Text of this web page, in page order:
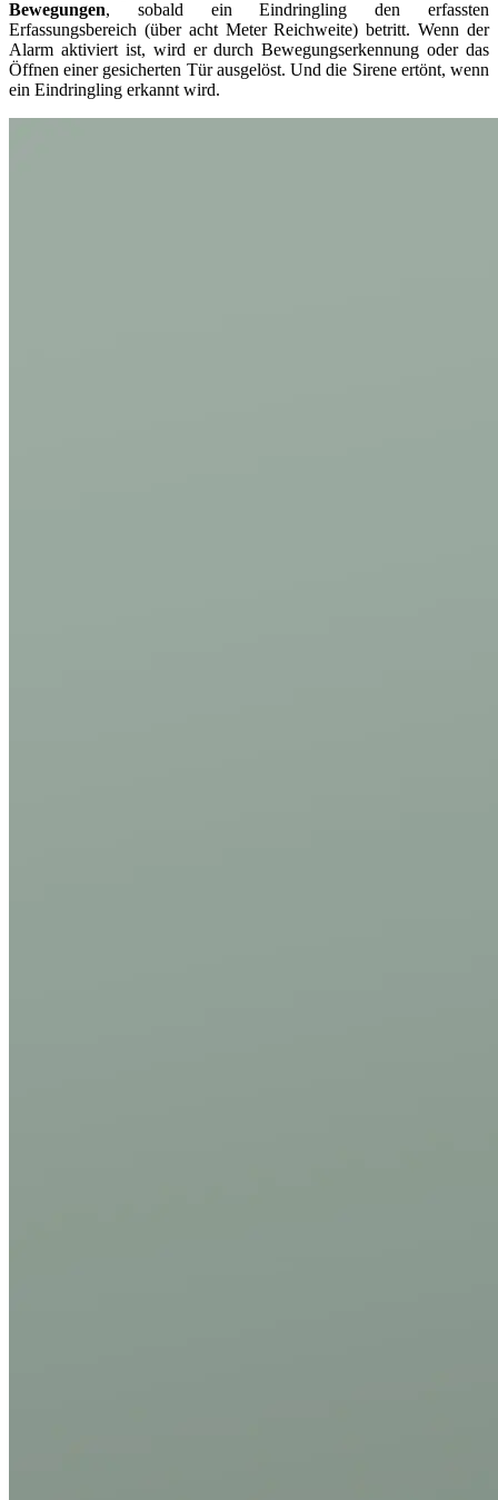
Bewegungen, sobald ein Eindringling den erfassten
Erfassungsbereich (über acht Meter Reichweite) betritt. Wenn der
Alarm aktiviert ist, wird er durch Bewegungserkennung oder das
Öffnen einer gesicherten Tür ausgelöst. Und die Sirene ertönt, wenn
ein Eindringling erkannt wird.